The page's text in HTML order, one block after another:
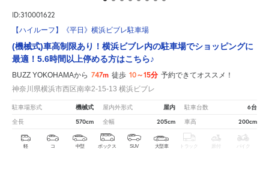
ID:310001622
【ハイルーフ】《平日》横浜ビブレ駐車場
(機械式)車高制限あり！横浜ビブレ内の駐車場でショッピングに
最適！5.6時間以上停める方はこちら♪
BUZZ YOKOHAMAから 747m 徒歩 10～15分 予約できてオススメ！
神奈川県横浜市西区南幸2-15-13 横浜ビブレ
駐車場形式 機械式 屋内外形式 屋内 駐車台数 6台
全長 570cm 全幅 205cm 車高 200cm
軽 コ 中型 ボックス SUV 大型車 トラック 原付 バイク